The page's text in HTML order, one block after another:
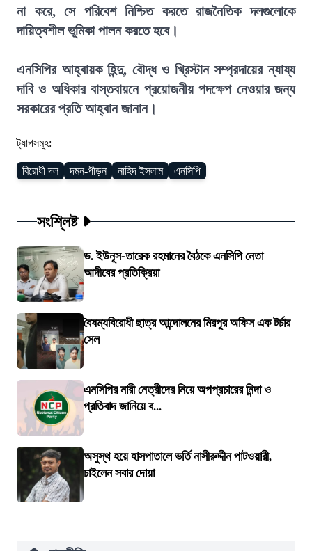
না করে, সে পরিবেশ নিশ্চিত করতে রাজনৈতিক দলগুলোকে
দায়িত্বশীল ভূমিকা পালন করতে হবে।
এনসিপির আহ্বায়ক হিন্দু, বৌদ্ধ ও খ্রিস্টান সম্প্রদায়ের ন্যায্য
দাবি ও অধিকার বাস্তবায়নে প্রয়োজনীয় পদক্ষেপ নেওয়ার জন্য
সরকারের প্রতি আহ্বান জানান।
ট্যাগসমূহ:
বিরোধী দল দমন-পীড়ন নাহিদ ইসলাম এনসিপি
সংশ্লিষ্ট
ড. ইউনূস-তারেক রহমানের বৈঠকে এনসিপি নেতা
আদীবের প্রতিক্রিয়া
বৈষম্যবিরোধী ছাত্র আন্দোলনের মিরপুর অফিস এক টর্চার
সেল
এনসিপির নারী নেত্রীদের নিয়ে অপপ্রচারের নিন্দা ও
প্রতিবাদ জানিয়ে ব...
অসুস্থ হয়ে হাসপাতালে ভর্তি নাসীরুদ্দীন পাটওয়ারী,
চাইলেন সবার দোয়া